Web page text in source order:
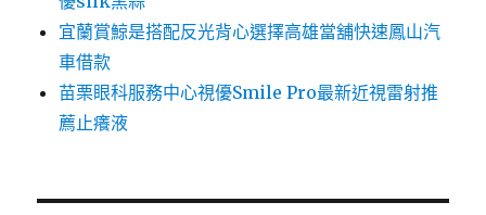
宜蘭賞鯨是搭配反光背心選擇高雄當舖快速鳳山汽
車借款
苗栗眼科服務中心視優Smile Pro最新近視雷射推
薦止癢液